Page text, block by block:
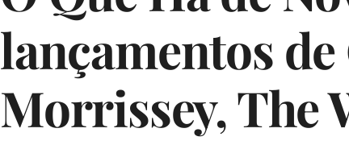
lançamentos
Morrissey, The